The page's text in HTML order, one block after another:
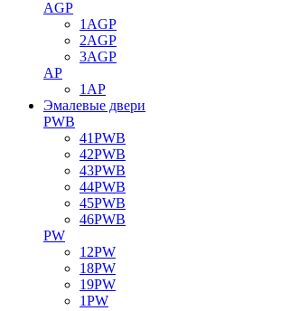
AGP
1AGP
2AGP
3AGP
AP
1AP
Эмалевые двери
PWB
41PWB
42PWB
43PWB
44PWB
45PWB
46PWB
PW
12PW
18PW
19PW
1PW